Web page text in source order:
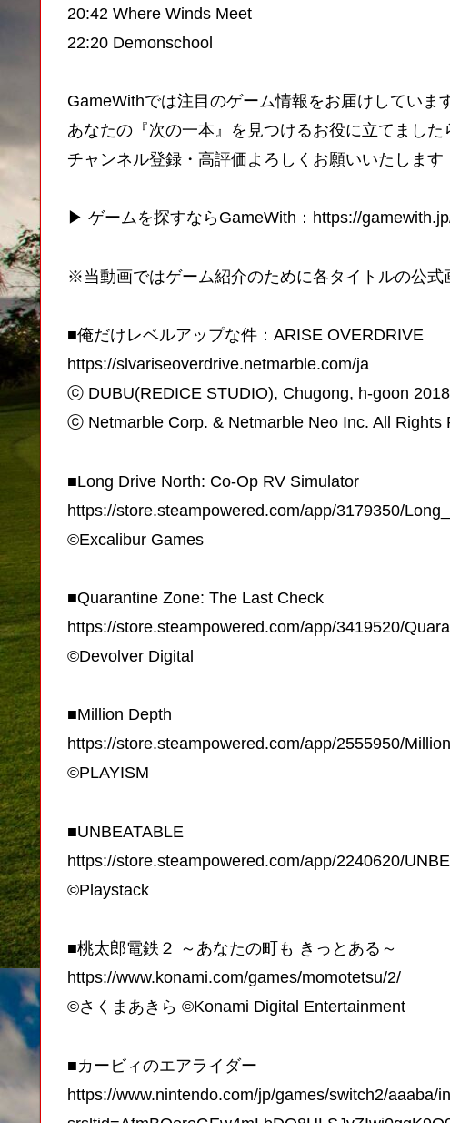
20:42 Where Winds Meet
22:20 Demonschool
GameWithでは注目のゲーム情報をお届けしていま
あなたの『次の一本』を見つけるお役に立てました
チャンネル登録・高評価よろしくお願いいたします
▶ ゲームを探すならGameWith：https://
※当動画ではゲーム紹介のために各タイトルの公式
■俺だけレベルアップな件：ARISE OVERDRIVE
https://slvariseoverdrive.netmarble.com/ja
ⓒ DUBU(REDICE STUDIO), Chugong, h-goon
ⓒ Netmarble Corp. & Netmarble Neo Inc. All Rights
■Long Drive North: Co-Op RV Simulator
https://store.steampowered.com/app/3179350/
©Excalibur Games
■Quarantine Zone: The Last Check
https://store.steampowered.com/app/3419520/
©Devolver Digital
■Million Depth
https://store.steampowered.com/app/2555950/
©PLAYISM
■UNBEATABLE
https://store.steampowered.com/app/2240620/
©Playstack
■桃太郎電鉄２ ～あなたの町も きっとある～
https://www.konami.com/games/momotetsu/2/
©さくまあきら ©Konami Digital Entertainment
■カービィのエアライダー
https://www.nintendo.com/jp/games/switch2/aaaba/